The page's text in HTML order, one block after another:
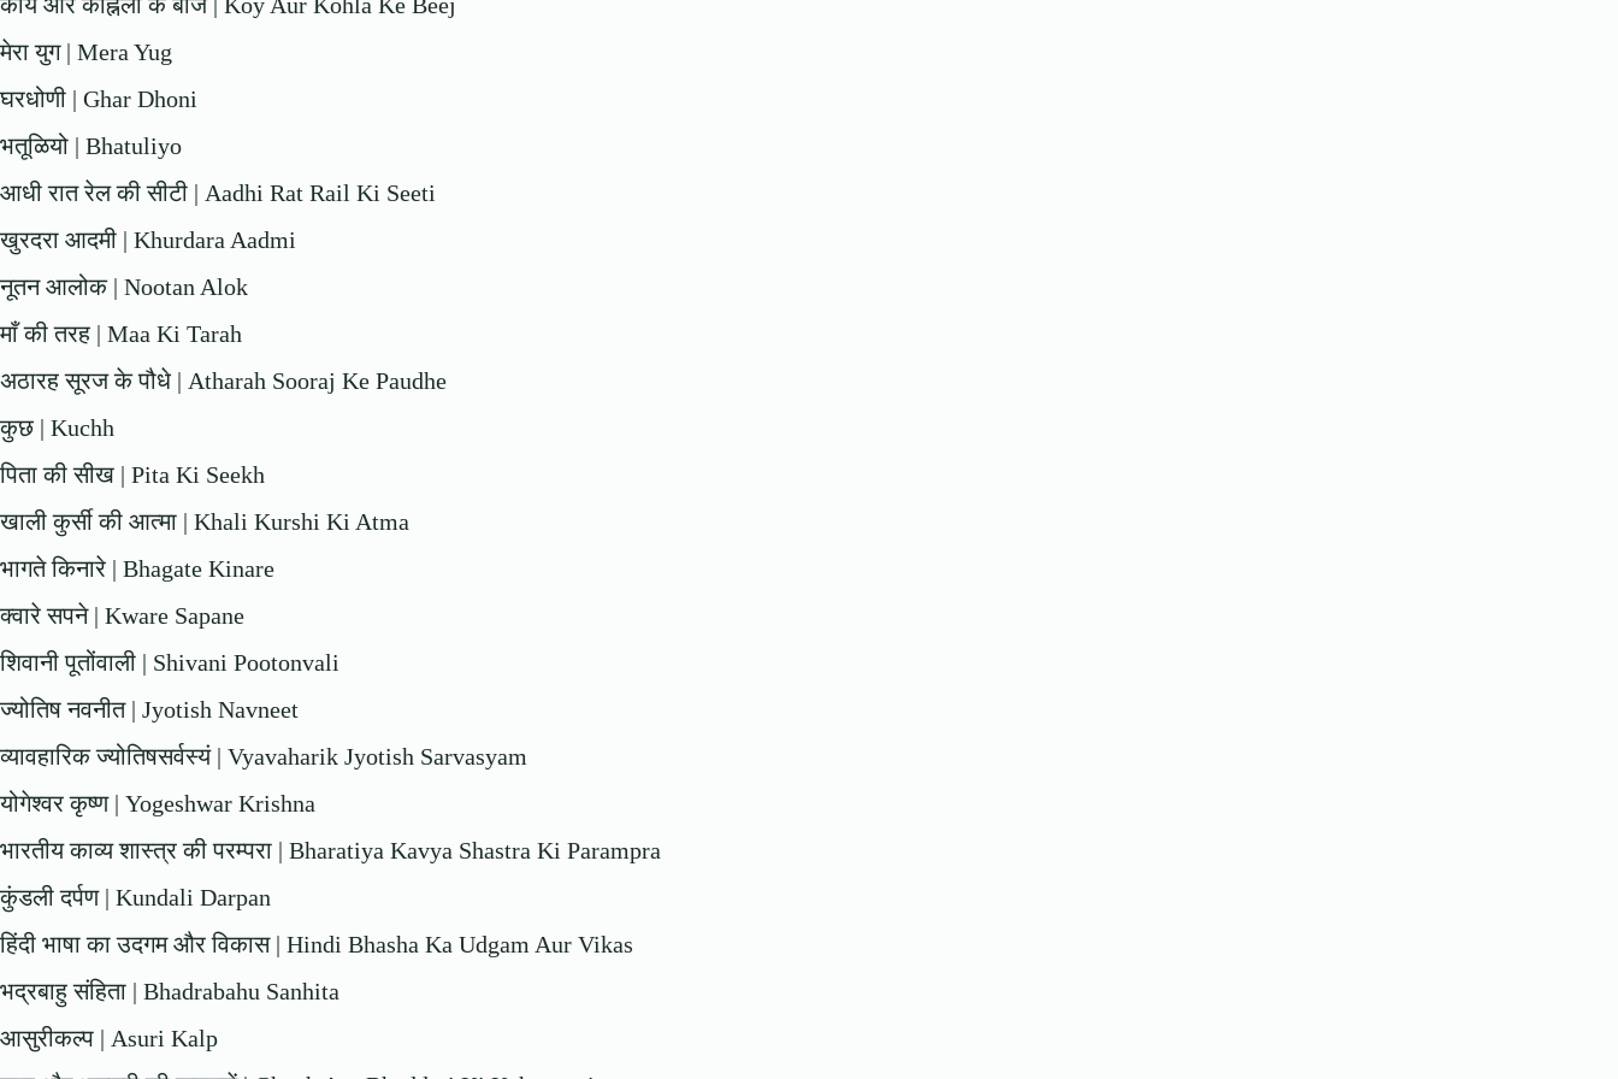
मेरा युग | Mera Yug
घरधोणी | Ghar Dhoni
भतूळियो | Bhatuliyo
आधी रात रेल की सीटी | Aadhi Rat Rail Ki Seeti
खुरदरा आदमी | Khurdara Aadmi
नूतन आलोक | Nootan Alok
माँ की तरह | Maa Ki Tarah
अठारह सूरज के पौधे | Atharah Sooraj Ke Paudhe
कुछ | Kuchh
पिता की सीख | Pita Ki Seekh
खाली कुर्सी की आत्मा | Khali Kurshi Ki Atma
भागते किनारे | Bhagate Kinare
क्वारे सपने | Kware Sapane
शिवानी पूतोंवाली | Shivani Pootonvali
ज्योतिष नवनीत | Jyotish Navneet
व्यावहारिक ज्योतिषसर्वस्यं | Vyavaharik Jyotish Sarvasyam
योगेश्वर कृष्ण | Yogeshwar Krishna
भारतीय काव्य शास्त्र की परम्परा | Bharatiya Kavya Shastra Ki Parampra
कुंडली दर्पण | Kundali Darpan
हिंदी भाषा का उदगम और विकास | Hindi Bhasha Ka Udgam Aur Vikas
भद्रबाहु संहिता | Bhadrabahu Sanhita
आसुरीकल्प | Asuri Kalp